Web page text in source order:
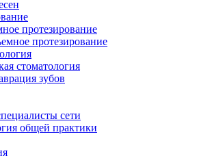
протезирование
протезирование
стоматология
зубов
сети
общей практики